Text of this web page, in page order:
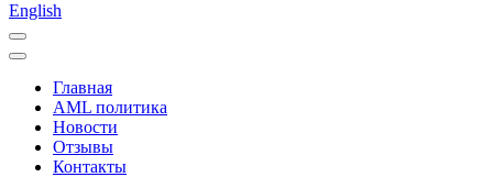
English
Главная
AML политика
Новости
Отзывы
Контакты